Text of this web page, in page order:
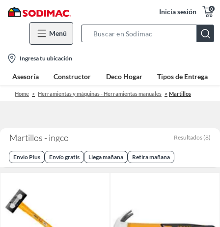
Inicia sesión 0
Menú
Bar
location-
icon
Ingresa tu ubicación
Asesoría Constructor Deco Hogar Tipos de Entrega
Home Herramientas y máquinas - Herramientas manuales Martillos
Martillos - ingco Resultados (8)
Envio Plus Envío gratis Llega mañana Retira mañana